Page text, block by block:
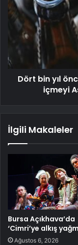
Dört bin yıl
içmeyi
İlgili Makaleler
Bursa Açıkhava’da
‘Cimri’ye alkış
Ağustos 6, 2026